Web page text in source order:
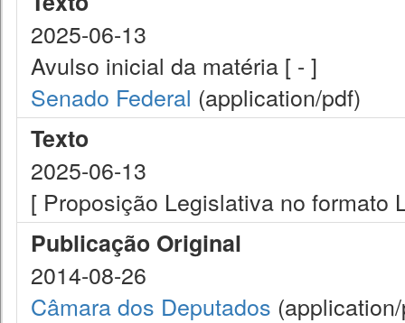
2025-06-13
Avulso inicial da matéria [ - ]
Senado Federal (application/pdf)
Texto
2025-06-13
[ Proposição Legislativa no formato
Publicação Original
2014-08-26
Câmara dos Deputados